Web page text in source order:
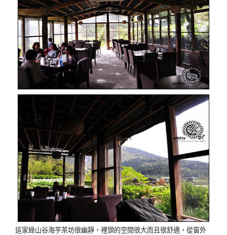
這家綠山谷海芋茶坊很幽靜，裡頭的空間很大而且很舒適，從窗外